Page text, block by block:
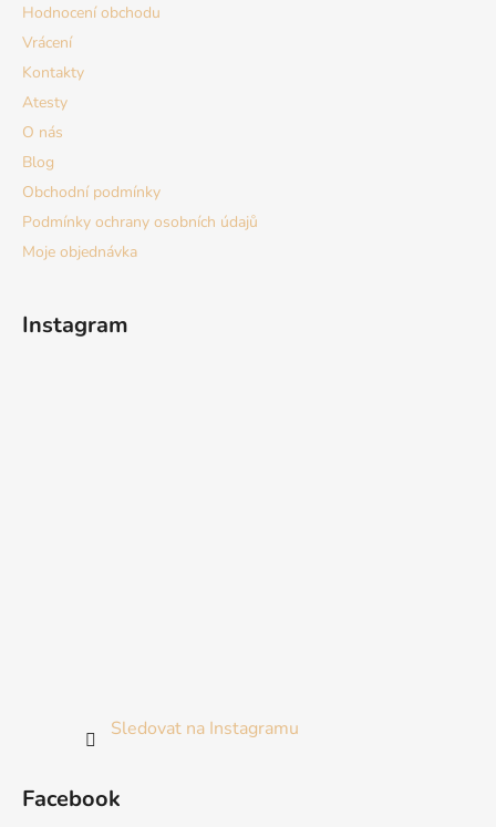
Hodnocení obchodu
Vrácení
Kontakty
Atesty
O nás
Blog
Obchodní podmínky
Podmínky ochrany osobních údajů
Moje objednávka
Instagram
Sledovat na Instagramu
Facebook